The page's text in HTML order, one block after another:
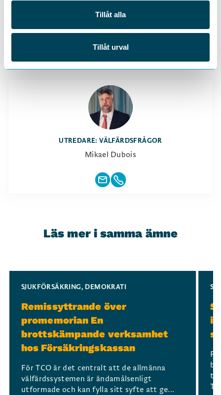
Tillåt alla
Tillåt urval
DELA
UTREDARE: VÄLFÄRDSFRÅGOR
Mikael Dubois
Läs mer i samma ämne
SJUKFÖRSÄKRING, DEMOKRATI
Remissyttrande över
promemorian En
brottskämpande verksamhet
hos Försäkringskassan
För TCO är det centralt att de allmänna
välfärdssystemen är ändamålsenligt
utformade och kan fylla sitt syfte att ge...